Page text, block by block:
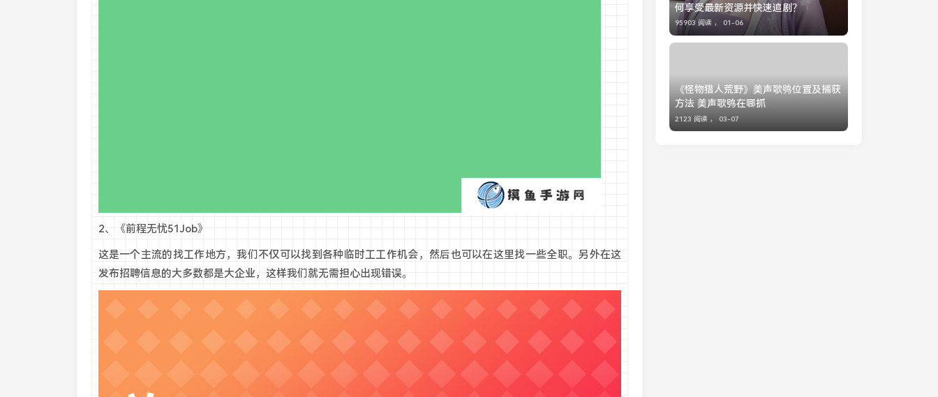
2、《前程无忧51Job》
这是一个主流的找工作地方，我们不仅可以找到各种临时工工作机会，然后也可以在这里找一些全职。另外在这
发布招聘信息的大多数都是大企业，这样我们就无需担心出现错误。
何享受最新资源并快速追剧？
95903 阅读 ， 01-06
《怪物猎人荒野》美声歌鸮位置及捕获
方法 美声歌鸮在哪抓
2123 阅读 ， 03-07